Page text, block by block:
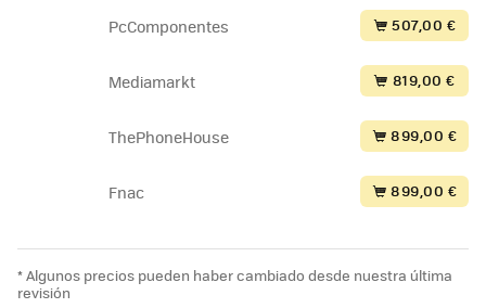
PcComponentes 507,00 €
Mediamarkt 819,00 €
ThePhoneHouse 899,00 €
Fnac 899,00 €
* Algunos precios pueden haber cambiado desde nuestra última
revisión